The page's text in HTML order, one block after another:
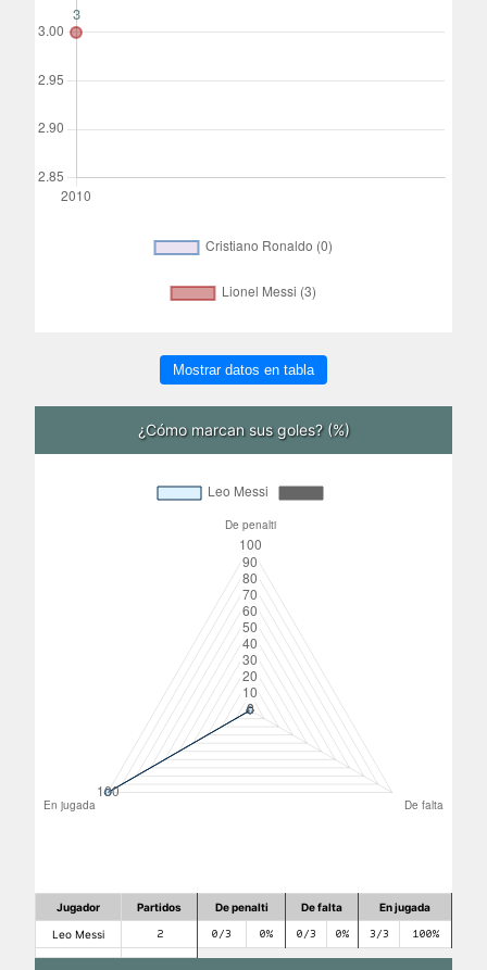
Mostrar datos en tabla
¿Cómo marcan sus goles? (%)
Jugador Partidos De penalti De falta En jugada
Leo Messi 2 0/3 0% 0/3 0% 3/3 100%